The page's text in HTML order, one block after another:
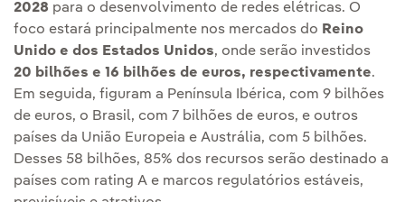
2028 para o desenvolvimento de redes elétricas. O
foco estará principalmente nos mercados do Reino
Unido e dos Estados Unidos, onde serão investidos
20 bilhões e 16 bilhões de euros, respectivamente.
Em seguida, figuram a Península Ibérica, com 9 bilhões
de euros, o Brasil, com 7 bilhões de euros, e outros
países da União Europeia e Austrália, com 5 bilhões.
Desses 58 bilhões, 85% dos recursos serão destinado a
países com rating A e marcos regulatórios estáveis,